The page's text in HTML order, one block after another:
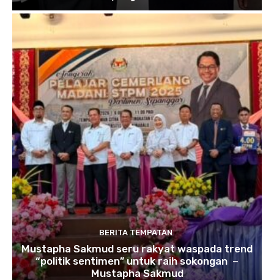
BERITA TEMPATAN
Mustapha Sakmud seru rakyat waspada trend
“politik sentimen” untuk raih sokongan –
Mustapha Sakmud